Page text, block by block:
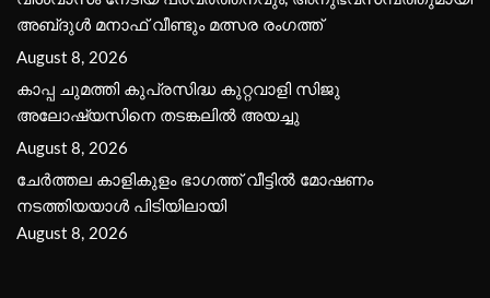
അബ്‌ദുൾ മനാഫ് വീണ്ടും മത്സര രംഗത്ത്
August 8, 2026
കാപ്പ ചുമത്തി കുപ്രസിദ്ധ കുറ്റവാളി സിജു
അലോഷ്യസിനെ തടങ്കലിൽ അയച്ചു
August 8, 2026
ചേർത്തല കാളികുളം ഭാഗത്ത് വീട്ടിൽ മോഷണം
നടത്തിയയാൾ പിടിയിലായി
August 8, 2026